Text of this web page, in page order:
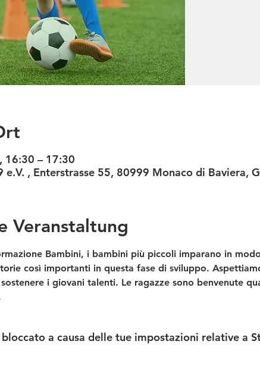
16:30 – 17:30
e.V. , Enterstrasse 55, 80999 Monaco di Baviera,
Veranstaltung
Bambini, i bambini più piccoli imparano in
così importanti in questa fase di sviluppo.
i giovani talenti. Le ragazze sono benvenute
a causa delle tue impostazioni relative a